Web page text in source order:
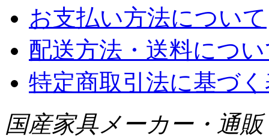
お支払い方法について
配送方法・送料につ
特定商取引法に基づ
国産家具メーカー・通販